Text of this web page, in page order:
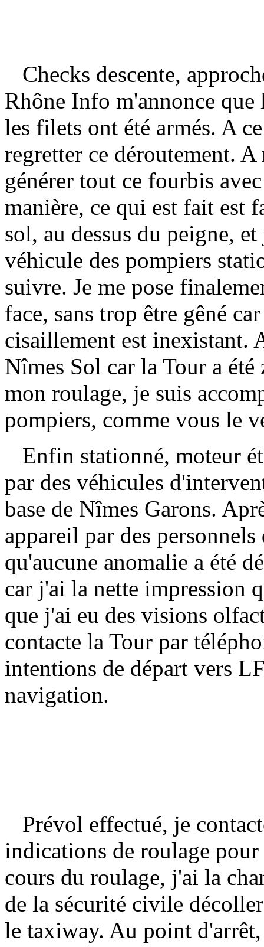
Checks descente,
Rhône Info m'annonce que
les filets ont été armés. A
regretter ce déroutement.
générer tout ce fourbis
manière, ce qui est fait est
sol, au dessus du peigne,
véhicule des pompiers
suivre. Je me pose
face, sans trop être gêné
cisaillement est inexistant.
Nîmes Sol car la Tour a
mon roulage, je suis
pompiers, comme vous le
Enfin stationné, moteur
par des véhicules
base de Nîmes Garons.
appareil par des
qu'aucune anomalie a été
car j'ai la nette impression
que j'ai eu des visions
contacte la Tour par
intentions de départ vers
navigation.
Prévol effectué, je
indications de roulage
cours du roulage, j'ai la
de la sécurité civile
le taxiway. Au point